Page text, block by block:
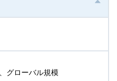
グローバル規模